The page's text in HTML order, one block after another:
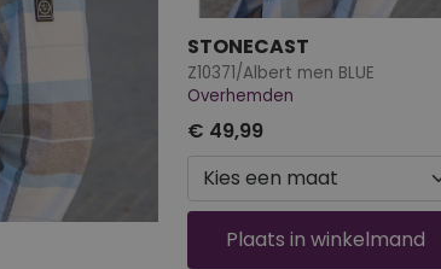
STONECAST
Z10371/Albert men BLUE
Overhemden
€ 49,99
Plaats in winkelmand